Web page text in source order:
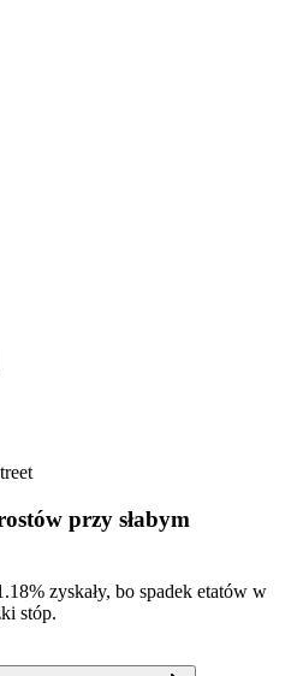
przy słabym
zyskały, bo spadek etatów w
stóp.